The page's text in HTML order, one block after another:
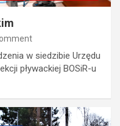
w siedzibie Urzędu
pływackiej BOSiR-u